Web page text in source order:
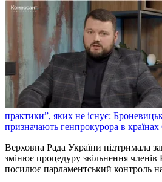
практики”, яких не існує:
призначають генпрокурора в
Верховна Рада України підтримала
змінює процедуру звільнення членів
посилює парламентський контроль